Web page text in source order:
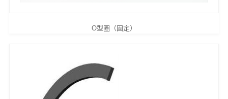
O型圈（固定）